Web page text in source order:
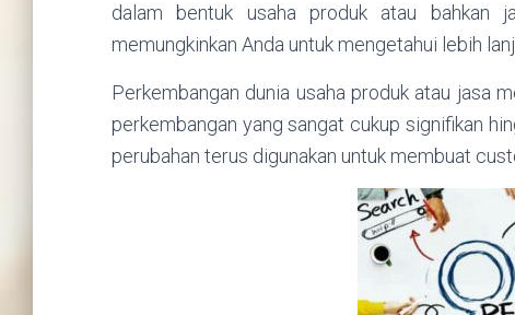
dalam bentuk usaha produk atau bahkan
memungkinkan Anda untuk mengetahui lebih
Perkembangan dunia usaha produk atau jasa
perkembangan yang sangat cukup signifikan
perubahan terus digunakan untuk membuat